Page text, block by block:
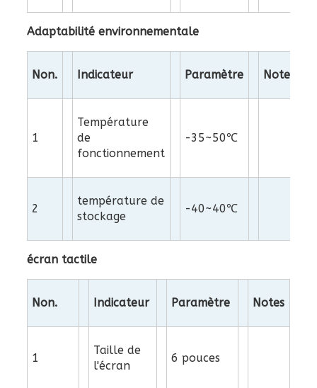
Adaptabilité environnementale
Non. Indicateur Paramètre Notes
1
Température
de
fonctionnement
-35~50℃
2
température de
stockage
-40~40℃
écran tactile
Non. Indicateur Paramètre Notes
1
Taille de
l'écran
6 pouces